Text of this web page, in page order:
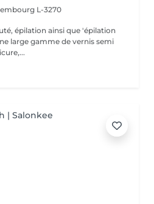
L-3270
épilation ainsi que 'épilation
large gamme de vernis semi